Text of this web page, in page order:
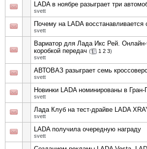
LADA в ноябре разыграет три
svett
Почему на LADA восстанавливается
svett
Вариатор для Лада Икс Рей. Онлайн-
коробкой передач ( 1 2 3)
svett
АВТОВАЗ разыграет семь
svett
Новинки LADA номинированы в
svett
Лада Клуб на тест-драйве LADA
svett
LADA получила очередную награду
svett